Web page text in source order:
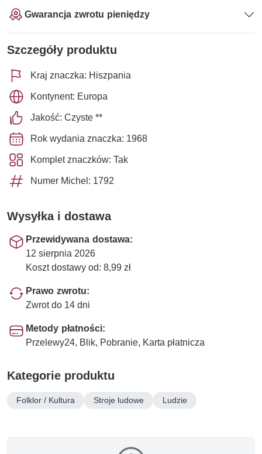
Gwarancja zwrotu pieniędzy
Szczegóły produktu
Kraj znaczka: Hiszpania
Kontynent: Europa
Jakość: Czyste **
Rok wydania znaczka: 1968
Komplet znaczków: Tak
Numer Michel: 1792
Wysyłka i dostawa
Przewidywana dostawa:
12 sierpnia 2026
Koszt dostawy od: 8,99 zł
Prawo zwrotu:
Zwrot do 14 dni
Metody płatności:
Przelewy24, Blik, Pobranie, Karta płatnicza
Kategorie produktu
Folklor / Kultura Stroje ludowe Ludzie